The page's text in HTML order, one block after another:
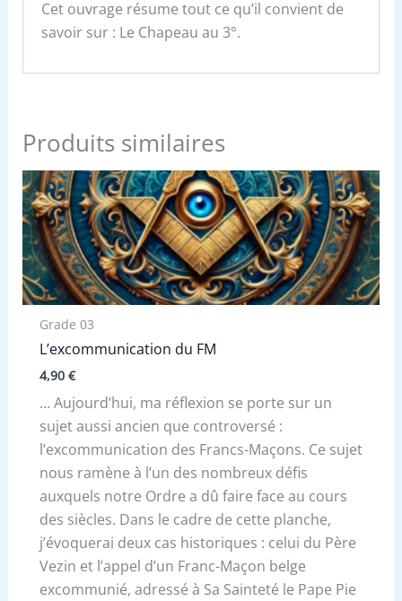
Cet ouvrage résume tout ce qu’il convient de
savoir sur : Le Chapeau au 3°.
Produits similaires
Grade 03
L’excommunication du FM
4,90 €
… Aujourd’hui, ma réflexion se porte sur un
sujet aussi ancien que controversé :
l’excommunication des Francs-Maçons. Ce sujet
nous ramène à l’un des nombreux défis
auxquels notre Ordre a dû faire face au cours
des siècles. Dans le cadre de cette planche,
j’évoquerai deux cas historiques : celui du Père
Vezin et l’appel d’un Franc-Maçon belge
excommunié, adressé à Sa Sainteté le Pape Pie